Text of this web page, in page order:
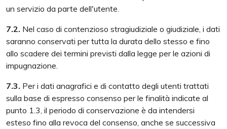
un servizio da parte dell'utente.
7.2. Nel caso di contenzioso stragiudiziale o giudiziale, i dati
saranno conservati per tutta la durata dello stesso e fino
allo scadere dei termini previsti dalla legge per le azioni di
impugnazione.
7.3. Per i dati anagrafici e di contatto degli utenti trattati
sulla base di espresso consenso per le finalità indicate al
punto 1.3, il periodo di conservazione è da intendersi
esteso fino alla revoca del consenso, anche se successiva